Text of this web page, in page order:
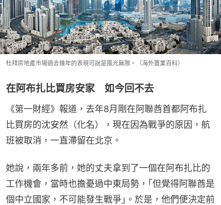
杜拜房地產市場過去幾年的表現可說是風光無限。（海外置業百科）
在阿布扎比買房安家 如今回不去
《第一財經》報道，去年8月剛在阿聯酋首都阿布扎
比買房的沈安然（化名），現在因為戰爭的原因，航
班被取消，一直滯留在北京。
她說，兩年多前，她的丈夫拿到了一個在阿布扎比的
工作機會，當時也擔憂過中東局勢，｢但覺得阿聯酋是
個中立國家，不可能發生戰爭｣。於是，他們便決定前